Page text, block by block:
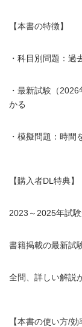
【本書の特徴】
・科目別問題：過
・最新試験（
かる
・模擬問題：時間
【購入者DL特典】
2023～2025年試
書籍掲載の最新試
全問、詳しい解説
【本書の使い方/